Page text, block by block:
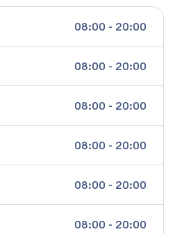
08:00 - 20:00
08:00 - 20:00
08:00 - 20:00
08:00 - 20:00
08:00 - 20:00
08:00 - 20:00